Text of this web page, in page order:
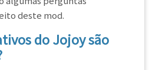
deste mod.
do Jojoy são